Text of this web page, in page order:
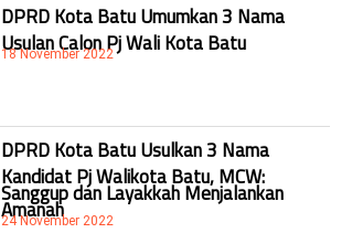
DPRD Kota Batu Umumkan 3 Nama
Usulan Calon Pj Wali Kota Batu
18 November 2022
DPRD Kota Batu Usulkan 3 Nama
Kandidat Pj Walikota Batu, MCW:
Sanggup dan Layakkah Menjalankan
Amanah
24 November 2022